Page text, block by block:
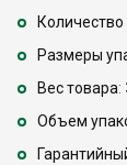
Размеры
Вес товара:
Объем